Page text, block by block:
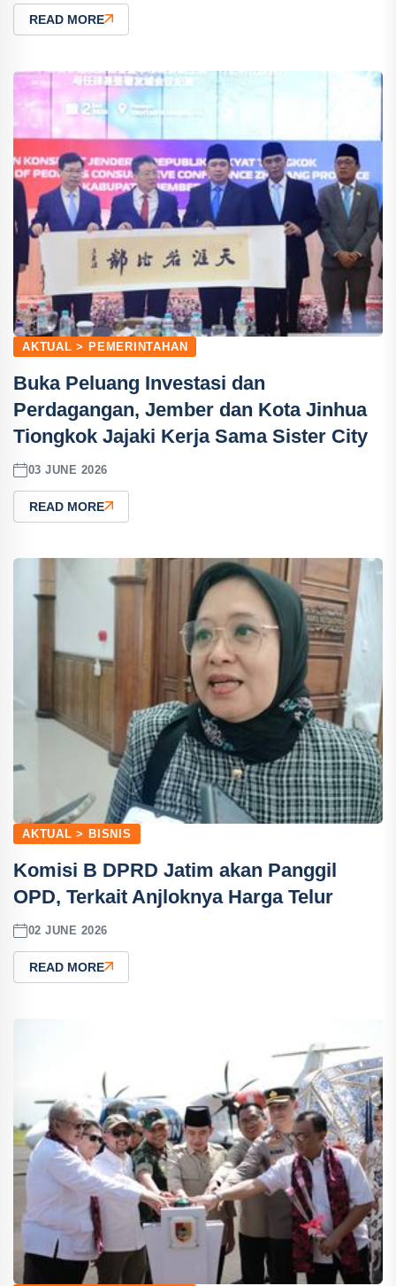
READ MORE
AKTUAL > PEMERINTAHAN
Buka Peluang Investasi dan
Perdagangan, Jember dan Kota Jinhua
Tiongkok Jajaki Kerja Sama Sister City
03 JUNE 2026
READ MORE
AKTUAL > BISNIS
Komisi B DPRD Jatim akan Panggil
OPD, Terkait Anjloknya Harga Telur
02 JUNE 2026
READ MORE